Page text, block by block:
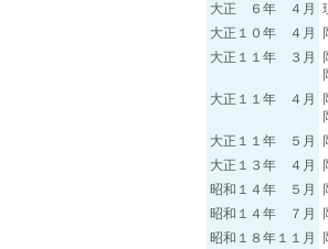
大正 ６年 ４月
大正１０年 ４月
大正１１年 ３月
大正１１年 ４月
大正１１年 ５月
大正１３年 ４月
昭和１４年 ５月
昭和１４年 ７月
昭和１８年１１月